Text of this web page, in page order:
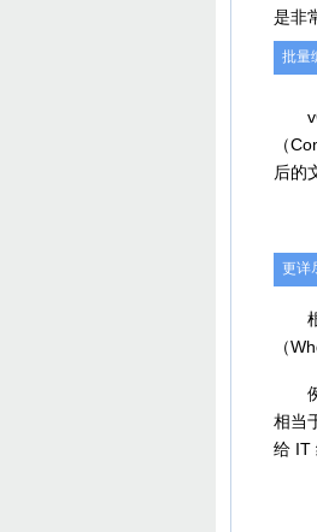
是非
批量
（
后的
更详
根
（
例
相当
给 IT